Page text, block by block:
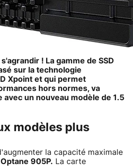
! La gamme de SSD
sur la technologie
Xpoint et qui permet
hors normes, va
avec un nouveau modèle de 1.5
modèles plus
la capacité maximale
Optane 905P. La carte